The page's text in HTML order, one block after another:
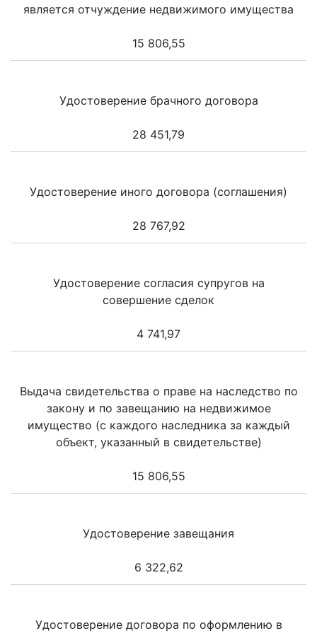
является отчуждение недвижимого имущества
15 806,55
Удостоверение брачного договора
28 451,79
Удостоверение иного договора (соглашения)
28 767,92
Удостоверение согласия супругов на
совершение сделок
4 741,97
Выдача свидетельства о праве на наследство по
закону и по завещанию на недвижимое
имущество (с каждого наследника за каждый
объект, указанный в свидетельстве)
15 806,55
Удостоверение завещания
6 322,62
Удостоверение договора по оформлению в